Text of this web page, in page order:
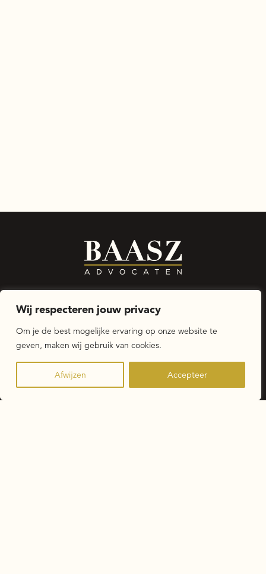
Wij respecteren jouw privacy
Om je de best mogelijke ervaring op onze website te
geven, maken wij gebruik van cookies.
Afwijzen Accepteer
Wij zijn BAASZ